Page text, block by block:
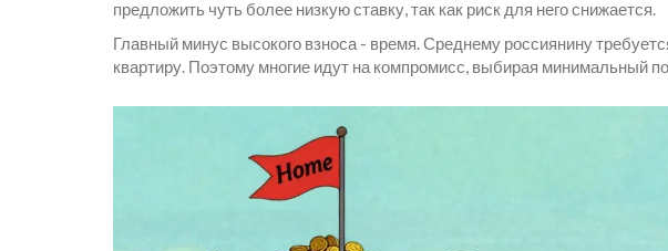
предложить чуть более низкую ставку, так как риск для него снижается.
Главный минус высокого взноса - время. Среднему россиянину
квартиру. Поэтому многие идут на компромисс, выбирая минимальный